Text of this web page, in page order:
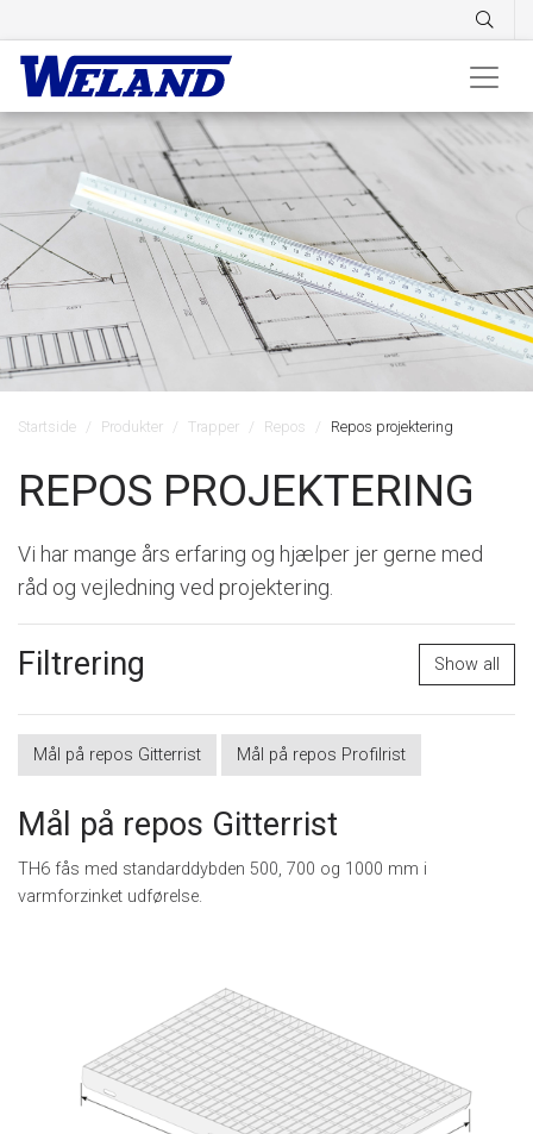
Startside Produkter Trapper Repos Repos projektering
REPOS PROJEKTERING
Vi har mange års erfaring og hjælper jer gerne med
råd og vejledning ved projektering.
Filtrering Show all
Mål på repos Gitterrist Mål på repos Profilrist
Mål på repos Gitterrist
TH6 fås med standarddybden 500, 700 og 1000 mm i
varmforzinket udførelse.